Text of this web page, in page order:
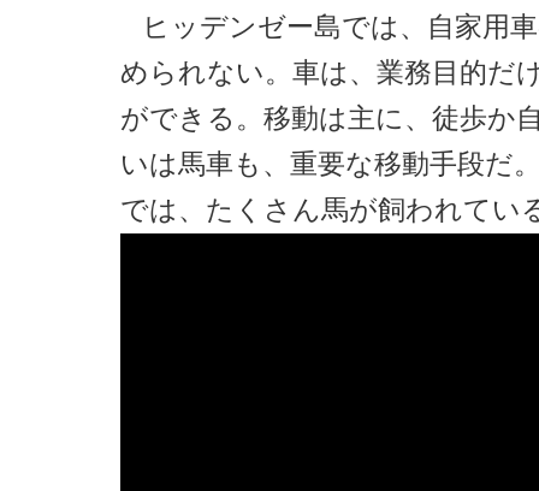
ヒッデンゼー島では、自家用
められない。車は、業務目的だ
ができる。移動は主に、徒歩か
いは馬車も、重要な移動手段だ
では、たくさん馬が飼われてい